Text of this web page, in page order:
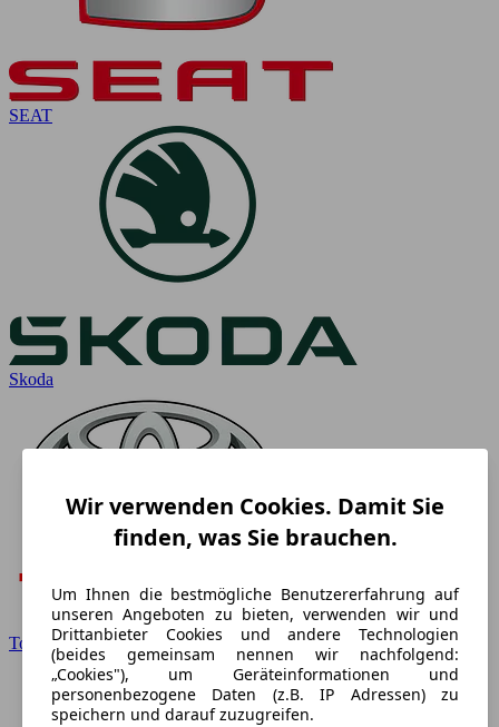
SEAT
Skoda
Toyota
Wir verwenden Cookies. Damit Sie
finden, was Sie brauchen.
Um Ihnen die bestmögliche Benutzererfahrung auf
unseren Angeboten zu bieten, verwenden wir und
Drittanbieter Cookies und andere Technologien
(beides gemeinsam nennen wir nachfolgend:
„Cookies"), um Geräteinformationen und
personenbezogene Daten (z.B. IP Adressen) zu
speichern und darauf zuzugreifen.